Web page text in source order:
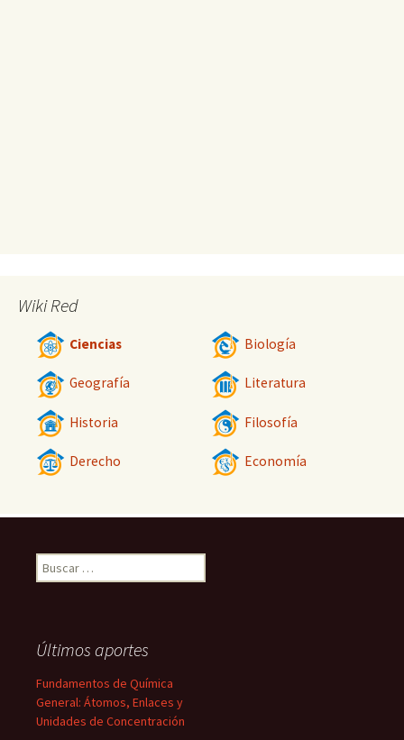
Wiki Red
Ciencias Biología
Geografía Literatura
Historia Filosofía
Derecho Economía
Buscar:
Últimos aportes
Fundamentos de Química
General: Átomos, Enlaces y
Unidades de Concentración